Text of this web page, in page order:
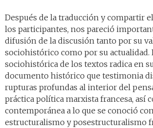
Después de la traducción y compartir
los participantes, nos pareció
difusión de la discusión tanto por su
sociohistórico como por su actualidad.
sociohistórica de los textos radica en
documento histórico que testimonia
rupturas profundas al interior del
práctica política marxista francesa, así
contemporánea a lo que se conoció
estructuralismo y posestructuralismo